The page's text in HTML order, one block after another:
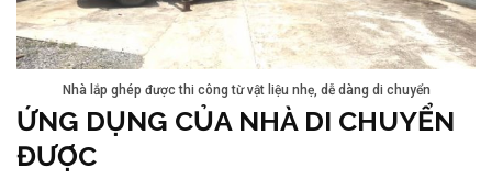
Nhà lắp ghép được thi công từ vật liệu nhẹ, dễ dàng di chuyển
ỨNG DỤNG CỦA NHÀ DI CHUYỂN
ĐƯỢC